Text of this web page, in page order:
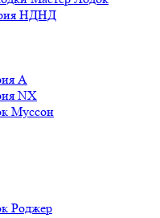
НДНД
А
NX
Муссон
Роджер